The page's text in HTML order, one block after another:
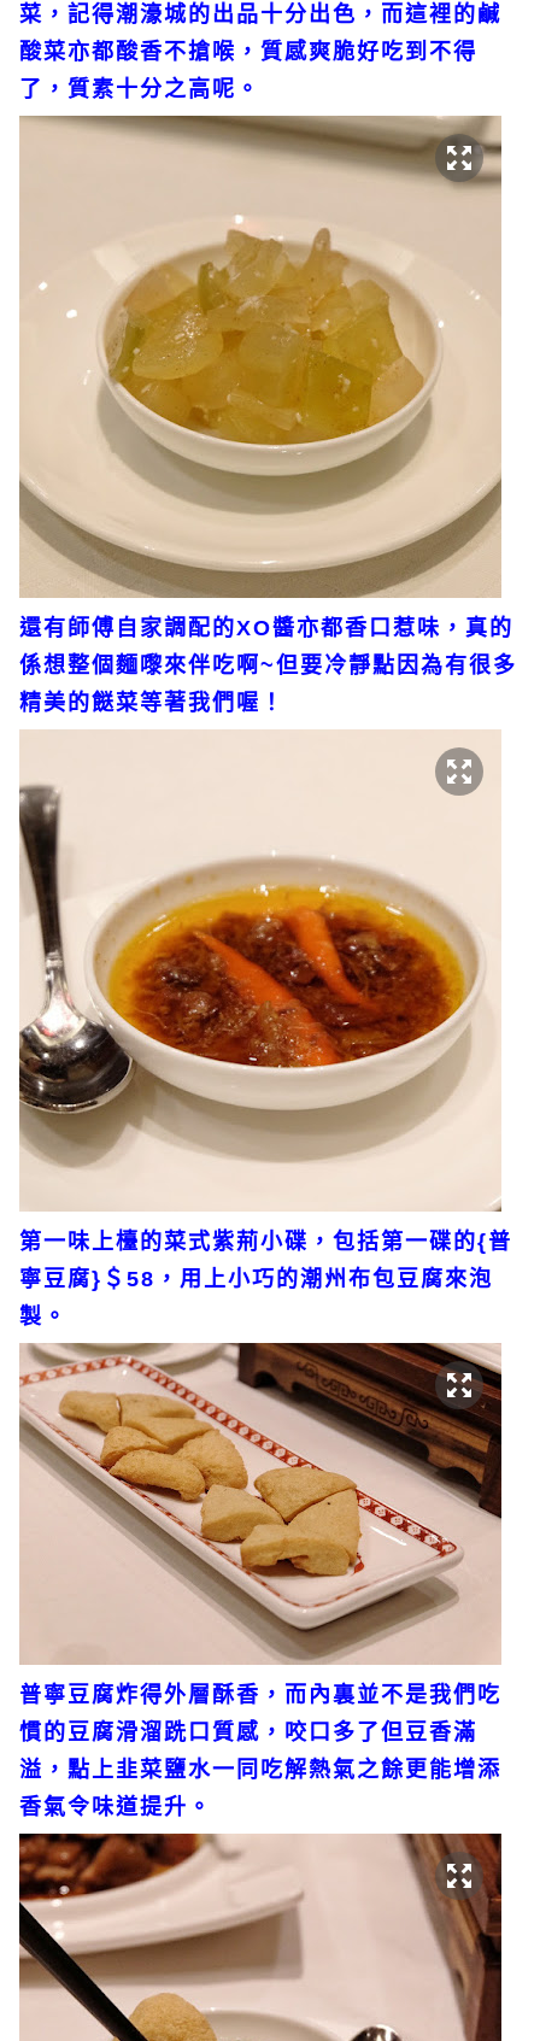
菜，記得潮濠城的出品十分出色，而這裡的鹹
酸菜亦都酸香不搶喉，質感爽脆好吃到不得
了，質素十分之高呢。
還有師傅自家調配的XO醬亦都香口惹味，真的
係想整個麵嚟來伴吃啊~但要冷靜點因為有很多
精美的餸菜等著我們喔！
第一味上檯的菜式紫荊小碟，包括第一碟的{普
寧豆腐}＄58，用上小巧的潮州布包豆腐來泡
製。
普寧豆腐炸得外層酥香，而內裏並不是我們吃
慣的豆腐滑溜跣口質感，咬口多了但豆香滿
溢，點上韭菜鹽水一同吃解熱氣之餘更能增添
香氣令味道提升。